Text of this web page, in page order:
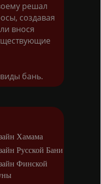
решал
создавая
внося
бань.
Хамама
Русской Бани
Финской